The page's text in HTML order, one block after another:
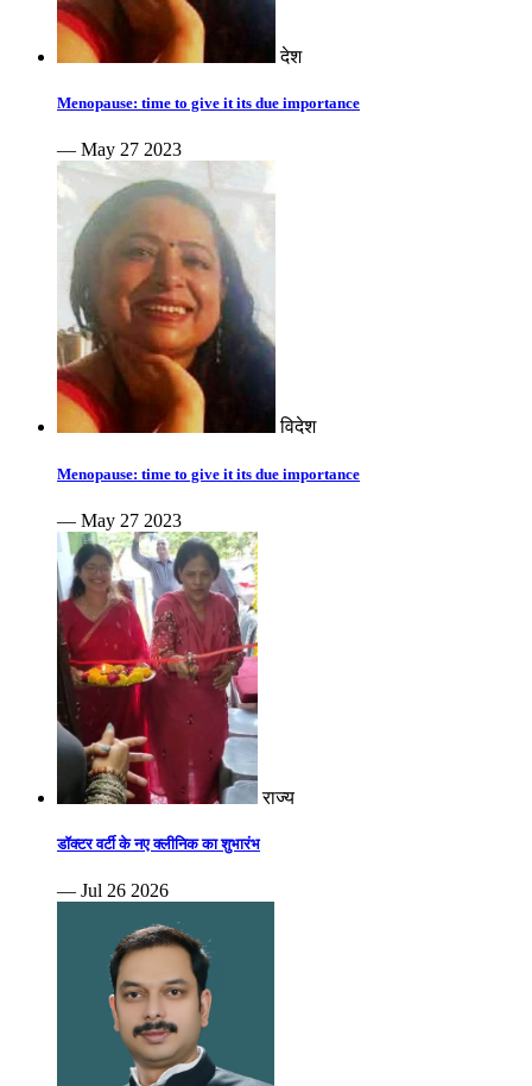
देश
Menopause: time to give it its due importance
— May 27 2023
विदेश
Menopause: time to give it its due importance
— May 27 2023
राज्य
डॉक्टर वर्टी के नए क्लीनिक का शुभारंभ
— Jul 26 2026